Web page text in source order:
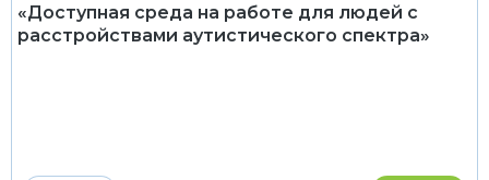
«Доступная среда на работе для людей с
расстройствами аутистического спектра»